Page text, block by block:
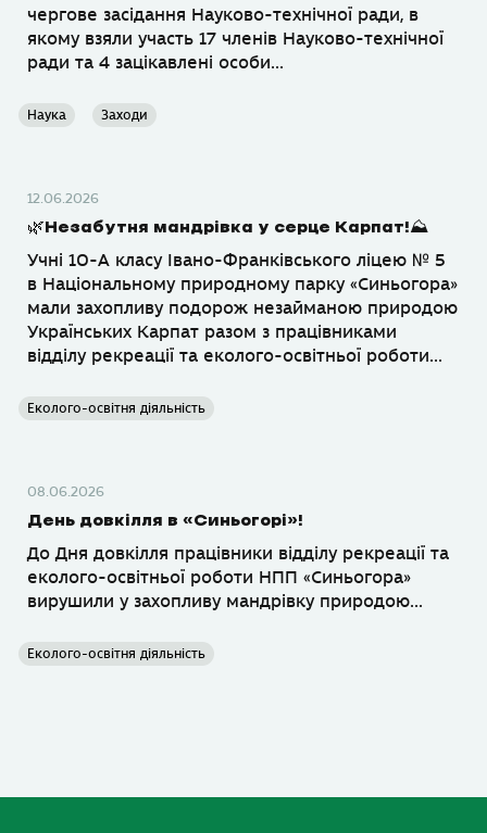
чергове засідання Науково-технічної ради, в
якому взяли участь 17 членів Науково-технічної
ради та 4 зацікавлені особи...
Наука Заходи
12.06.2026
🌿Незабутня мандрівка у серце Карпат!⛰️
Учні 10-А класу Івано-Франківського ліцею № 5
в Національному природному парку «Синьогора»
мали захопливу подорож незайманою природою
Українських Карпат разом з працівниками
відділу рекреації та еколого-освітньої роботи...
Еколого-освітня діяльність
08.06.2026
День довкілля в «Синьогорі»!
До Дня довкілля працівники відділу рекреації та
еколого-освітньої роботи НПП «Синьогора»
вирушили у захопливу мандрівку природою...
Еколого-освітня діяльність